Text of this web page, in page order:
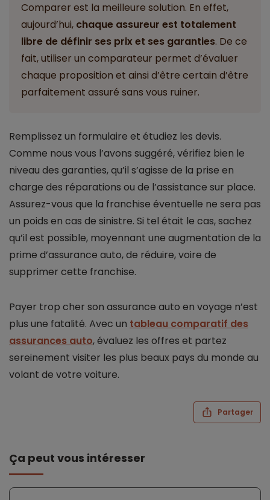
Comparer est la meilleure solution. En effet,
aujourd’hui, chaque assureur est totalement
libre de définir ses prix et ses garanties. De ce
fait, utiliser un comparateur permet d’évaluer
chaque proposition et ainsi d’être certain d’être
parfaitement assuré sans vous ruiner.
Remplissez un formulaire et étudiez les devis.
Comme nous vous l’avons suggéré, vérifiez bien le
niveau des garanties, qu’il s’agisse de la prise en
charge des réparations ou de l’assistance sur place.
Assurez-vous que la franchise éventuelle ne sera pas
un poids en cas de sinistre. Si tel était le cas, sachez
qu’il est possible, moyennant une augmentation de la
prime d’assurance auto, de réduire, voire de
supprimer cette franchise.
Payer trop cher son assurance auto en voyage n’est
plus une fatalité. Avec un tableau comparatif des
assurances auto, évaluez les offres et partez
sereinement visiter les plus beaux pays du monde au
volant de votre voiture.
Partager
Ça peut vous intéresser